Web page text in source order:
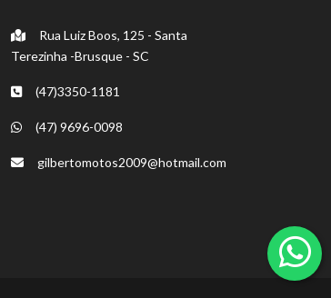
Rua Luiz Boos, 125 - Santa
Terezinha -Brusque - SC
(47)3350-1181
(47) 9696-0098
gilbertomotos2009@hotmail.com